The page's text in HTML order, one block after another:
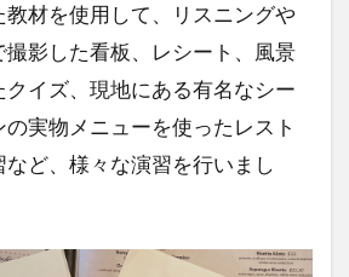
材を使用して、リスニングや
影した看板、レシート、風景
イズ、現地にある有名なシー
実物メニューを使ったレスト
ど、様々な演習を行いまし